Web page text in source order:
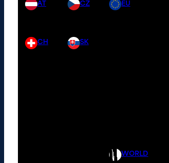
AT
CH
CZ
SK
EU
WORLD